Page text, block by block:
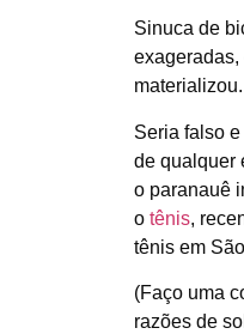
Sinuca de
materializou.
Seria falso
de qualquer
o paranauê
o tênis,
tênis em
(Faço uma
razões de